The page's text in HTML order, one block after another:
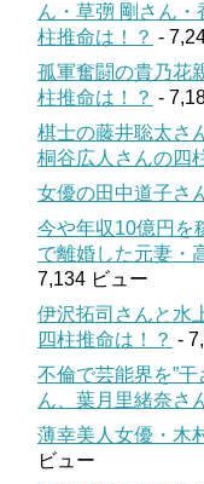
ん・草彅 剛さん
柱推命は！？ -
孤軍奮闘の貴乃花
柱推命は！？ -
棋士の藤井聡太さ
桐谷広人さんの四
女優の田中道子さ
今や年収10億円を
で離婚した元妻・
7,134 ビュー
伊沢拓司さんと水
四柱推命は！？ -
不倫で芸能界を”
ん、葉月里緒奈さ
薄幸美人女優・木
ビュー